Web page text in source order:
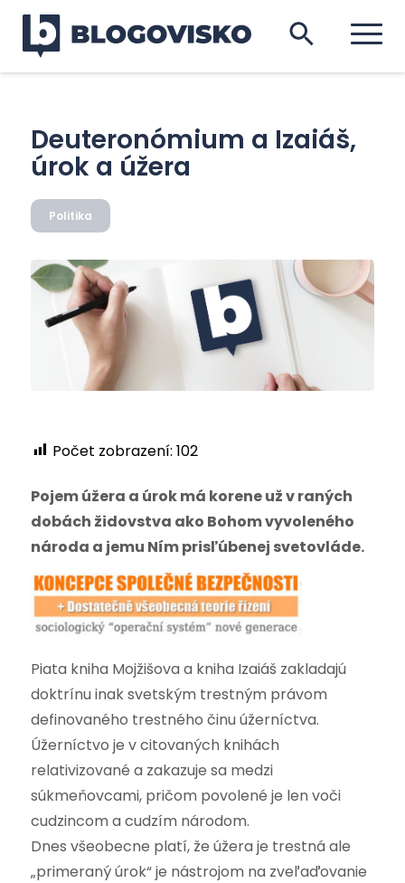
Deuteronómium a Izaiáš,
úrok a úžera
Politika
Počet zobrazení: 102
Pojem úžera a úrok má korene už v raných
dobách židovstva ako Bohom vyvoleného
národa a jemu Ním prisľúbenej svetovláde.
Piata kniha Mojžišova a kniha Izaiáš zakladajú
doktrínu inak svetským trestným právom
definovaného trestného činu úžerníctva.
Úžerníctvo je v citovaných knihách
relativizované a zakazuje sa medzi
súkmeňovcami, pričom povolené je len voči
cudzincom a cudzím národom.
Dnes všeobecne platí, že úžera je trestná ale
„primeraný úrok“ je nástrojom na zveľaďovanie